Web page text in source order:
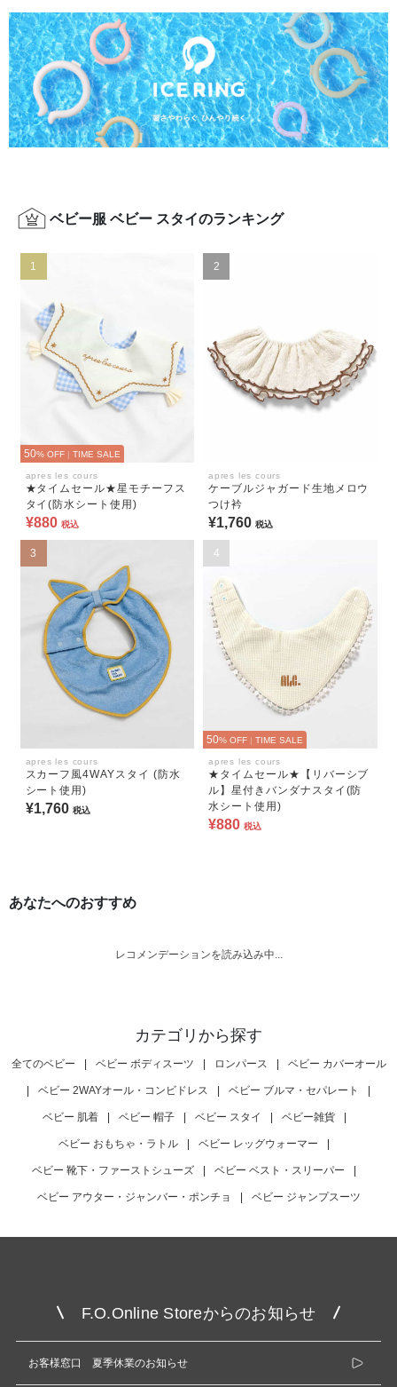
ベビー服 ベビー スタイのランキング
1
50% OFF | TIME SALE
apres les cours
★タイムセール★星モチーフス
タイ(防水シート使用)
¥880 税込
2
apres les cours
ケーブルジャガード生地メロウ
つけ衿
¥1,760 税込
3
apres les cours
スカーフ風4WAYスタイ (防水
シート使用)
¥1,760 税込
4
50% OFF TIME SALE
apres les cours
★タイムセール★【リバーシブ
ル】星付きバンダナスタイ(防
水シート使用)
¥880 税込
あなたへのおすすめ
レコメンデーションを読み込み中...
カテゴリから探す
全てのベビー ベビー ボディスーツ ロンパース ベビー カバーオール
ベビー 2WAYオール・コンビドレス ベビー ブルマ・セパレート
ベビー 肌着 ベビー 帽子 ベビー スタイ ベビー雑貨
ベビー おもちゃ・ラトル ベビー レッグウォーマー
ベビー 靴下・ファーストシューズ ベビー ベスト・スリーパー
ベビー アウター・ジャンバー・ポンチョ ベビー ジャンプスーツ
F.O.Online Storeからのお知らせ
お客様窓口 夏季休業のお知らせ